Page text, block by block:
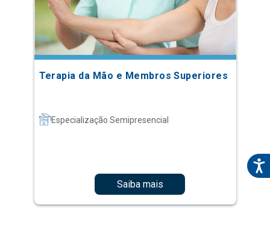
Terapia da Mão e Membros Superiores
Especialização Semipresencial
Saiba mais